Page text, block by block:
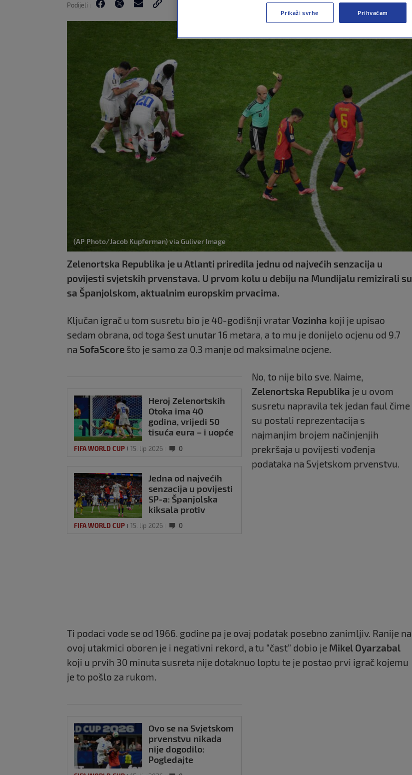
Podijeli :
(AP Photo/Jacob Kupferman) via Guliver Image
Zelenortska Republika je u Atlanti priredila jednu od najvećih senzacija u
povijesti svjetskih prvenstava. U prvom kolu u debiju na Mundijalu remizirali su
sa Španjolskom, aktualnim europskim prvacima.
Ključan igrač u tom susretu bio je 40-godišnji vratar Vozinha koji je upisao
sedam obrana, od toga šest unutar 16 metara, a to mu je donijelo ocjenu od 9.7
na SofaScore što je samo za 0.3 manje od maksimalne ocjene.
Heroj Zelenortskih
Otoka ima 40
godina, vrijedi 50
tisuća eura – i uopće
FIFA WORLD CUP 15. lip 2026 0
Jedna od najvećih
senzacija u povijesti
SP-a: Španjolska
kiksala protiv
FIFA WORLD CUP 15. lip 2026 0
No, to nije bilo sve. Naime,
Zelenortska Republika je u ovom
susretu napravila tek jedan faul čime
su postali reprezentacija s
najmanjim brojem načinjenjih
prekršaja u povijesti vođenja
podataka na Svjetskom prvenstvu.
Ti podaci vode se od 1966. godine pa je ovaj podatak posebno zanimljiv. Ranije na
ovoj utakmici oboren je i negativni rekord, a tu “čast” dobio je Mikel Oyarzabal
koji u prvih 30 minuta susreta nije dotaknuo loptu te je postao prvi igrač kojemu
je to pošlo za rukom.
Ovo se na Svjetskom
prvenstvu nikada
nije dogodilo:
Pogledajte
Prikaži svrhe Prihvaćam